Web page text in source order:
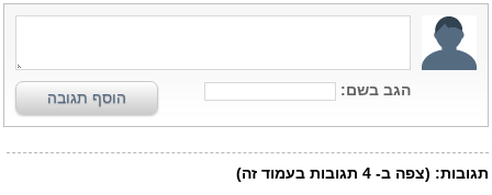
הגב בשם: הוסף תגובה
תגובות: (צפה ב- 4 תגובות בעמוד זה)